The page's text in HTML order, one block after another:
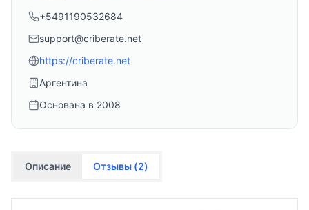
+5491190532684
support@criberate.net
https://criberate.net
Аргентина
Основана в 2008
Описание Отзывы (2)